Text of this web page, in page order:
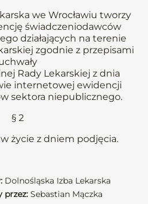
we Wrocławiu tworzy
świadczeniodawców
działających na terenie
zgodnie z przepisami
Rady Lekarskiej z dnia
internetowej ewidencji
sektora niepublicznego.
§ 2
życie z dniem podjęcia.
Dolnośląska Izba Lekarska
przez: Sebastian Mączka